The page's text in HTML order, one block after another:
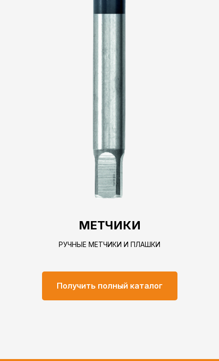
МЕТЧИКИ
РУЧНЫЕ МЕТЧИКИ И ПЛАШКИ
Получить полный каталог